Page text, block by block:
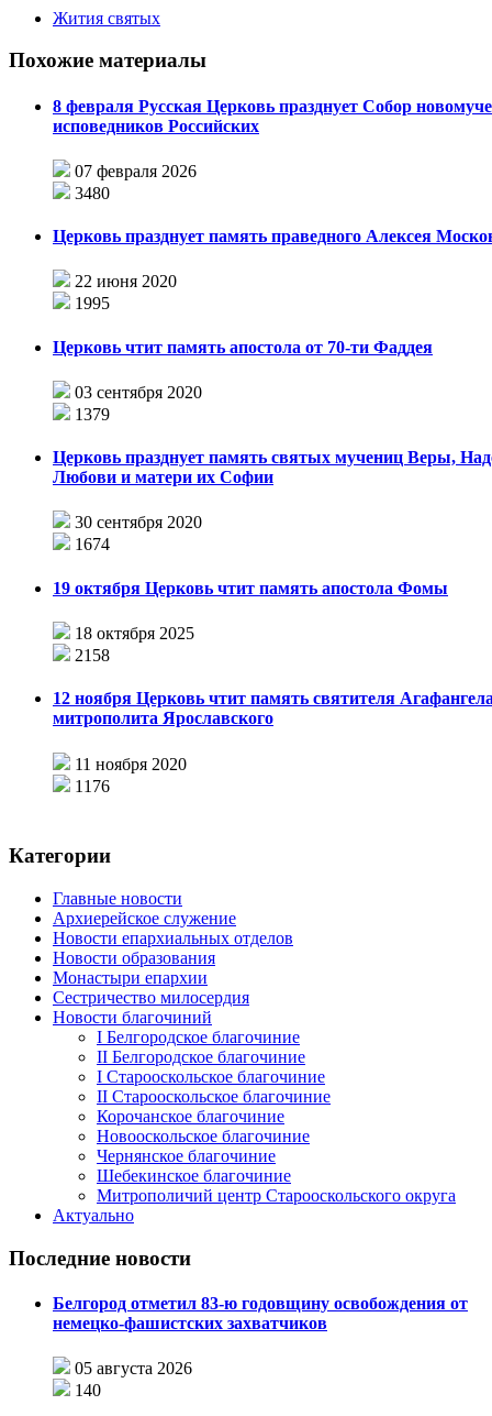
Жития святых
Похожие материалы
8 февраля Русская Церковь празднует Собор
исповедников Российских
07 февраля 2026
3480
Церковь празднует память праведного Алексея
22 июня 2020
1995
Церковь чтит память апостола от 70-ти Фаддея
03 сентября 2020
1379
Церковь празднует память святых мучениц Веры,
Любови и матери их Софии
30 сентября 2020
1674
19 октября Церковь чтит память апостола Фомы
18 октября 2025
2158
12 ноября Церковь чтит память святителя
митрополита Ярославского
11 ноября 2020
1176
Категории
Главные новости
Архиерейское служение
Новости епархиальных отделов
Новости образования
Монастыри епархии
Сестричество милосердия
Новости благочиний
I Белгородское благочиние
II Белгородское благочиние
I Старооскольское благочиние
II Старооскольское благочиние
Корочанское благочиние
Новооскольское благочиние
Чернянское благочиние
Шебекинское благочиние
Митрополичий центр Старооскольского округа
Актуально
Последние новости
Белгород отметил 83-ю годовщину освобождения от
немецко-фашистских захватчиков
05 августа 2026
140